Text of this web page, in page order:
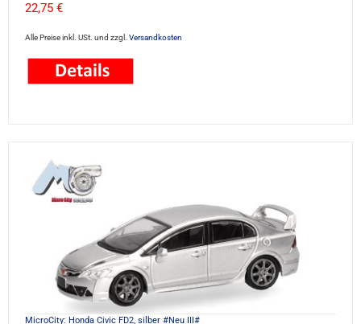
22,75 €
Alle Preise inkl. USt. und zzgl. Versandkosten
MicroCity: Honda Civic FD2, silber #Neu III#